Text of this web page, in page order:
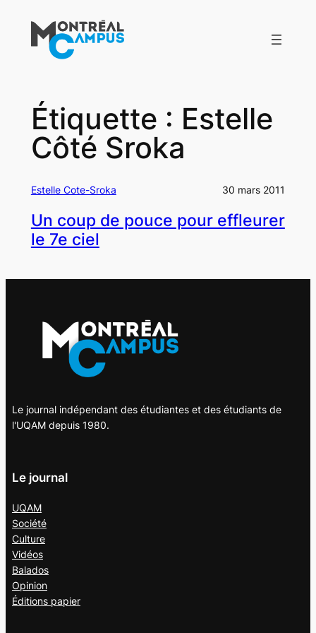
contenu
Étiquette : Estelle
Côté Sroka
Estelle Cote-Sroka 30 mars 2011
Un coup de pouce pour effleurer
le 7e ciel
Le journal indépendant des étudiantes et des étudiants de
l'UQAM depuis 1980.
Le journal
UQAM
Société
Culture
Vidéos
Balados
Opinion
Éditions papier